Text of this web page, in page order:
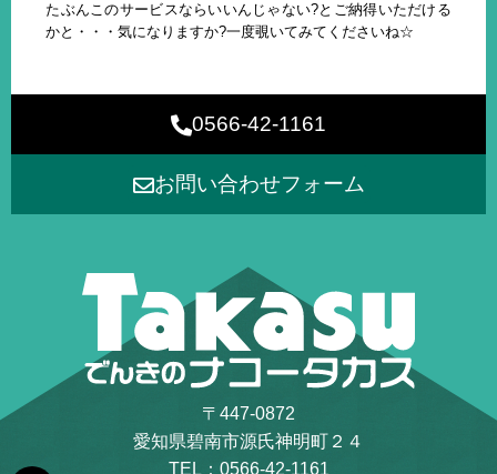
たぶんこのサービスならいいんじゃない?とご納得いただける
かと・・・気になりますか?一度覗いてみてくださいね☆
0566-42-1161
お問い合わせフォーム
〒447-0872
愛知県碧南市源氏神明町２４
TEL：0566-42-1161